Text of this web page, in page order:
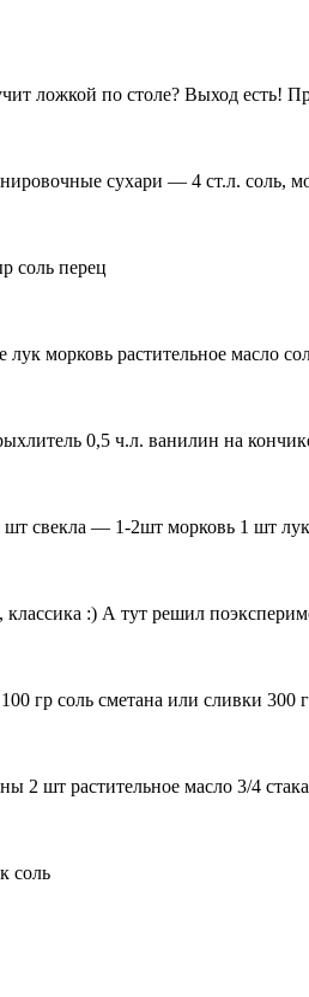
ложкой по столе? Выход есть!
сухари — 4 ст.л. соль,
соль перец
морковь растительное масло
0,5 ч.л. ванилин на
свекла — 1-2шт морковь 1 шт
:) А тут решил
гр соль сметана или сливки
2 шт растительное масло 3/4
соль